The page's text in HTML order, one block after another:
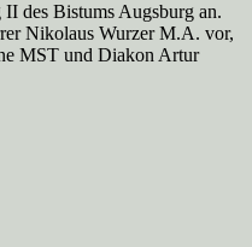
des Bistums Augsburg an.
Nikolaus Wurzer M.A. vor,
MST und Diakon Artur